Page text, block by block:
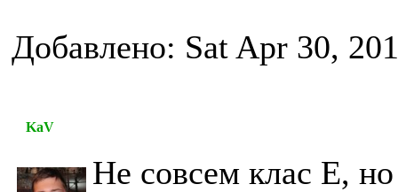
Добавлено: Sat Apr 30,
KaV
Не совсем клас Е,